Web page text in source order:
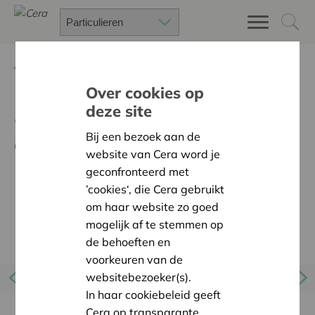
Cera-vennoten keuren
dividend van 4% goed
Over cookies op
deze site
Bij een bezoek aan de
website van Cera word je
geconfronteerd met
’cookies‘, die Cera gebruikt
om haar website zo goed
mogelijk af te stemmen op
de behoeften en
voorkeuren van de
websitebezoeker(s).
In haar cookiebeleid geeft
Cera op transparante